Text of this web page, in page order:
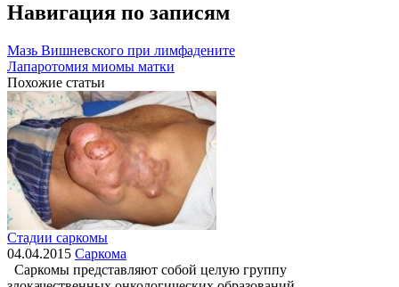
Навигация по записям
Мазь Вишневского при лимфадените
Лапаротомия миомы матки
Похожие статьи
Стадии саркомы
04.04.2015 Саркома
Саркомы представляют собой целую группу